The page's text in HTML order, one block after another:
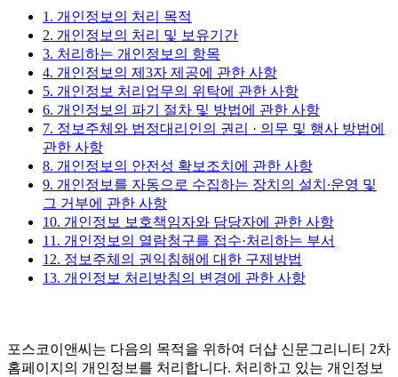
1. 개인정보의 처리 목적
2. 개인정보의 처리 및 보유기간
3. 처리하는 개인정보의 항목
4. 개인정보의 제3자 제공에 관한 사항
5. 개인정보 처리업무의 위탁에 관한 사항
6. 개인정보의 파기 절차 및 방법에 관한 사항
7. 정보주체와 법정대리인의 권리 · 의무 및 행사 방법에
관한 사항
8. 개인정보의 안전성 확보조치에 관한 사항
9. 개인정보를 자동으로 수집하는 장치의 설치∙운영 및
그 거부에 관한 사항
10. 개인정보 보호책임자와 담당자에 관한 사항
11. 개인정보의 열람청구를 접수·처리하는 부서
12. 정보주체의 권익침해에 대한 구제방법
13. 개인정보 처리방침의 변경에 관한 사항
포스코이앤씨는 다음의 목적을 위하여 더샵 신문그리니티 2차
홈페이지의 개인정보를 처리합니다. 처리하고 있는 개인정보